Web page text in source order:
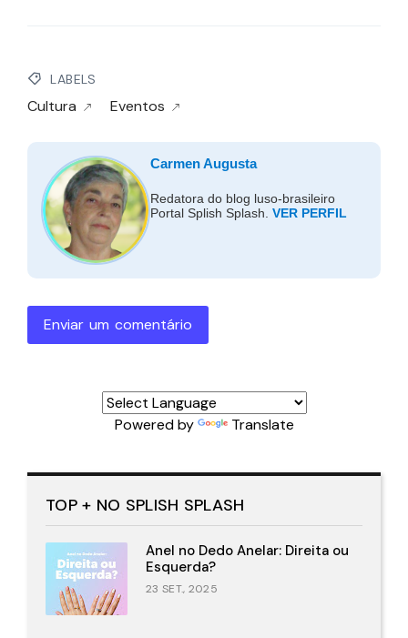
LABELS
Cultura Eventos
Carmen Augusta
Redatora do blog luso-brasileiro
Portal Splish Splash. VER PERFIL
Enviar um comentário
Powered by Translate
TOP + NO SPLISH SPLASH
Anel no Dedo Anelar: Direita ou
Esquerda?
23 SET., 2025